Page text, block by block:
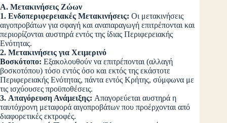
Α. Μετακινήσεις Ζώων
1. Ενδοπεριφερειακές Μετακινήσεις: Οι μετακινήσεις
αιγοπροβάτων για σφαγή και αναπαραγωγή επιτρέπονται και
περιορίζονται αυστηρά εντός της ίδιας Περιφερειακής
Ενότητας.
2. Μετακινήσεις για Χειμερινό
Βοσκότοπο: Εξακολουθούν να επιτρέπονται (αλλαγή
βοσκοτόπου) τόσο εντός όσο και εκτός της εκάστοτε
Περιφερειακής Ενότητας, πάντα εντός Κρήτης, σύμφωνα με
τις ισχύουσες προϋποθέσεις.
3. Απαγόρευση Ανάμειξης: Απαγορεύεται αυστηρά η
ταυτόχρονη μεταφορά αιγοπροβάτων που προέρχονται από
διαφορετικές εκτροφές.